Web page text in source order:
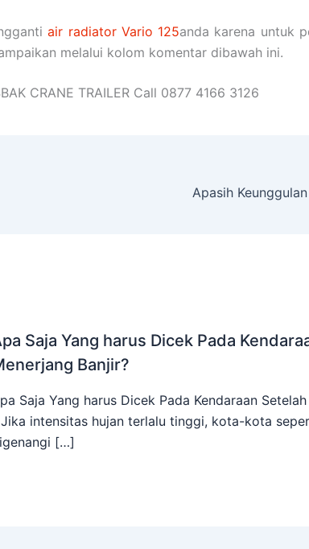
air radiator Vario 125anda karena untuk
melalui kolom komentar dibawah ini.
CRANE TRAILER Call 0877 4166 3126
Apasih
Saja Yang harus Dicek Pada
Banjir?
Saja Yang harus Dicek Pada Kendaraan
intensitas hujan terlalu tinggi, kota-kota
[…]